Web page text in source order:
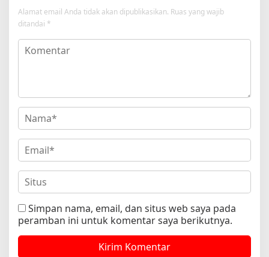
Alamat email Anda tidak akan dipublikasikan. Ruas yang wajib
ditandai *
Simpan nama, email, dan situs web saya pada
peramban ini untuk komentar saya berikutnya.